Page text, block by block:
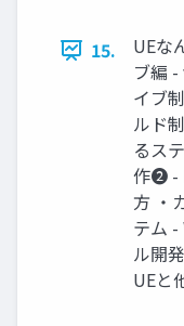
15.
UEな
ブ編
イブ
ルド
るス
作❷ -
方 ・
テム
ル開
UEと